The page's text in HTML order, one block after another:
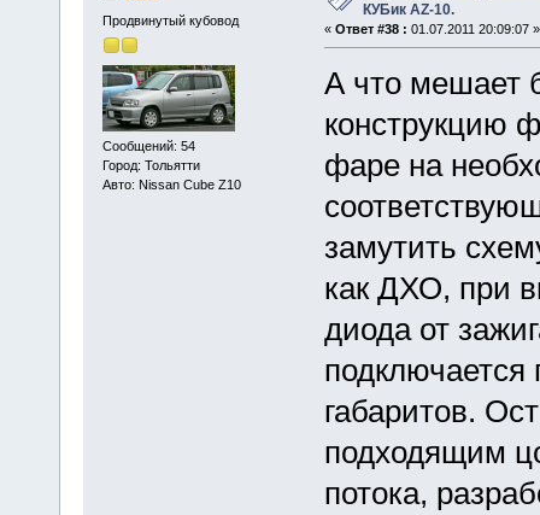
Продвинутый кубовод
Сообщений: 54
Город: Тольятти
Авто: Nissan Cube Z10
КУБик AZ-10.
« Ответ #38 : 01.07.2011 20:09:07 »
А что мешает
конструкцию
фаре на
замутить
как ДХО, при
диода от
подключается
габаритов.
подходящим
потока,